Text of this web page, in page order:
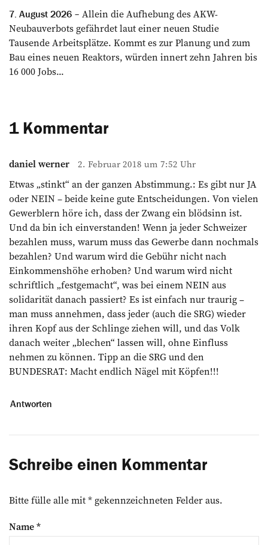
7. August 2026
Allein die Aufhebung des AKW-
Neubauverbots gefährdet laut einer neuen Studie
Tausende Arbeitsplätze. Kommt es zur Planung und zum
Bau eines neuen Reaktors, würden innert zehn Jahren bis
16 000 Jobs...
1 Kommentar
daniel werner 2. Februar 2018 um 7:52 Uhr
Etwas „stinkt“ an der ganzen Abstimmung.: Es gibt nur JA
oder NEIN – beide keine gute Entscheidungen. Von vielen
Gewerblern höre ich, dass der Zwang ein blödsinn ist.
Und da bin ich einverstanden! Wenn ja jeder Schweizer
bezahlen muss, warum muss das Gewerbe dann nochmals
bezahlen? Und warum wird die Gebühr nicht nach
Einkommenshöhe erhoben? Und warum wird nicht
schriftlich „festgemacht“, was bei einem NEIN aus
solidarität danach passiert? Es ist einfach nur traurig –
man muss annehmen, dass jeder (auch die SRG) wieder
ihren Kopf aus der Schlinge ziehen will, und das Volk
danach weiter „blechen“ lassen will, ohne Einfluss
nehmen zu können. Tipp an die SRG und den
BUNDESRAT: Macht endlich Nägel mit Köpfen!!!
Antworten
Schreibe einen Kommentar
Bitte fülle alle mit * gekennzeichneten Felder aus.
Name*